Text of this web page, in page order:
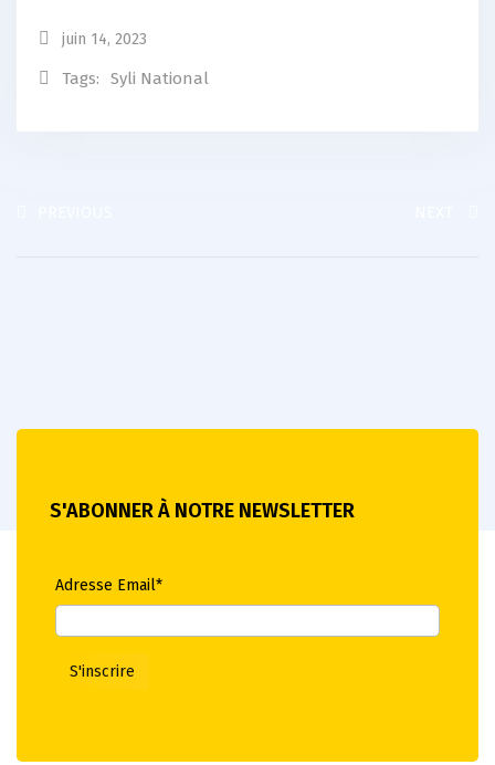
juin 14, 2023
Tags: Syli National
S'ABONNER À NOTRE NEWSLETTER
Adresse Email*